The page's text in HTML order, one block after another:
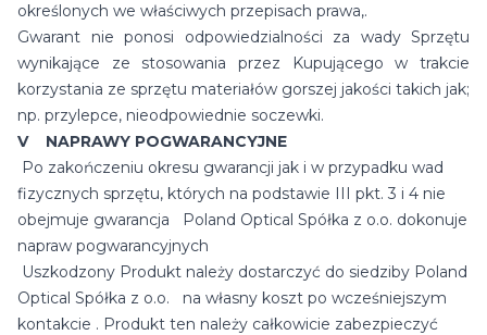
określonych we właściwych przepisach prawa,.
Gwarant nie ponosi odpowiedzialności za wady Sprzętu
wynikające ze stosowania przez Kupującego w trakcie
korzystania ze sprzętu materiałów gorszej jakości takich jak;
np. przylepce, nieodpowiednie soczewki.
V NAPRAWY POGWARANCYJNE
Po zakończeniu okresu gwarancji jak i w przypadku wad
fizycznych sprzętu, których na podstawie III pkt. 3 i 4 nie
obejmuje gwarancja Poland Optical Spółka z o.o. dokonuje
napraw pogwarancyjnych
Uszkodzony Produkt należy dostarczyć do siedziby Poland
Optical Spółka z o.o. na własny koszt po wcześniejszym
kontakcie . Produkt ten należy całkowicie zabezpieczyć